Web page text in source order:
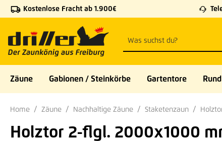
Hauptinhalt springen
Zur Suche springen
Zur Hauptnavigation springen
Kostenlose Fracht ab 1.900€
Zäune Gabionen / Steinkörbe Gartentore
Home Zäune Nachhaltige Zäune Staketenzaun
Holztor 2-flgl. 2000x1000